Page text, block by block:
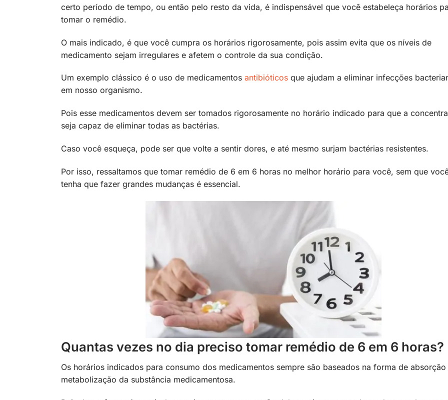
certo período de tempo, ou então pelo resto da vida, é indispensável que você estabeleça horários
tomar o remédio.
O mais indicado, é que você cumpra os horários rigorosamente, pois assim evita que os níveis de
medicamento sejam irregulares e afetem o controle da sua condição.
Um exemplo clássico é o uso de medicamentos antibióticos que ajudam a eliminar infecções
em nosso organismo.
Pois esse medicamentos devem ser tomados rigorosamente no horário indicado para que a
seja capaz de eliminar todas as bactérias.
Caso você esqueça, pode ser que volte a sentir dores, e até mesmo surjam bactérias resistentes.
Por isso, ressaltamos que tomar remédio de 6 em 6 horas no melhor horário para você, sem que
tenha que fazer grandes mudanças é essencial.
Quantas vezes no dia preciso tomar remédio de 6 em 6 horas?
Os horários indicados para consumo dos medicamentos sempre são baseados na forma de absorção
metabolização da substância medicamentosa.